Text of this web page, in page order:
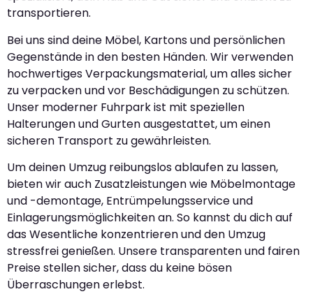
transportieren.
Bei uns sind deine Möbel, Kartons und persönlichen
Gegenstände in den besten Händen. Wir verwenden
hochwertiges Verpackungsmaterial, um alles sicher
zu verpacken und vor Beschädigungen zu schützen.
Unser moderner Fuhrpark ist mit speziellen
Halterungen und Gurten ausgestattet, um einen
sicheren Transport zu gewährleisten.
Um deinen Umzug reibungslos ablaufen zu lassen,
bieten wir auch Zusatzleistungen wie Möbelmontage
und -demontage, Entrümpelungsservice und
Einlagerungsmöglichkeiten an. So kannst du dich auf
das Wesentliche konzentrieren und den Umzug
stressfrei genießen. Unsere transparenten und fairen
Preise stellen sicher, dass du keine bösen
Überraschungen erlebst.